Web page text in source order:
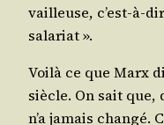
vailleuse, c’est-à-
salariat ».
Voi­là ce que Marx
siècle. On sait que,
n’a jamais chan­gé.